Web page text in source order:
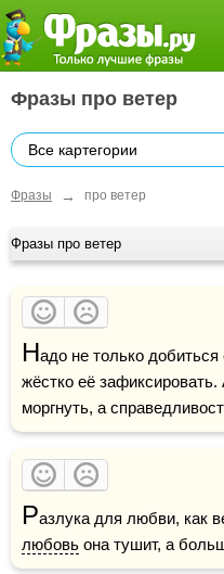
Фразы про ветер
Все картегории
Фразы → про ветер
Фразы про ветер
Надо не только
жёстко её
моргнуть, а
Разлука для любви, как
любовь она тушит, а